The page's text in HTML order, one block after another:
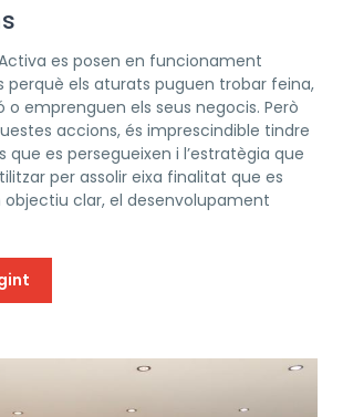
es posen en funcionament
perquè els aturats puguen trobar feina,
emprenguen els seus negocis. Però
accions, és imprescindible tindre
que es persegueixen i l’estratègia que
per assolir eixa finalitat que es
objectiu clar, el desenvolupament